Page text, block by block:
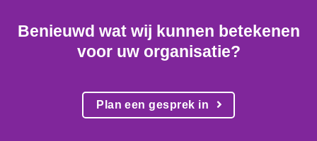
Benieuwd wat wij kunnen betekenen
voor uw organisatie?
Plan een gesprek in